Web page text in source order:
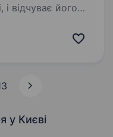
і відчуває його
Кого
у Києві